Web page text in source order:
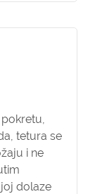
tetura se
i ne
dolaze